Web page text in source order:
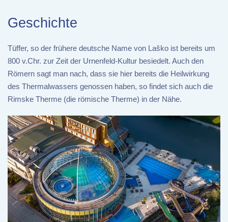
Geschichte
Tüffer, so der frühere deutsche Name von Laško ist bereits um
800 v.Chr. zur Zeit der Urnenfeld-Kultur besiedelt. Auch den
Römern sagt man nach, dass sie hier bereits die Heilwirkung
des Thermalwassers genossen haben, so findet sich auch die
Rimske Therme (die römische Therme) in der Nähe.